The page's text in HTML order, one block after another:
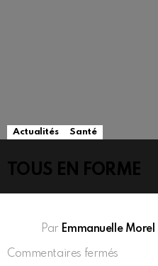
Actualités Santé
TOUS EN FORME
Par Emmanuelle Morel
Commentaires fermés